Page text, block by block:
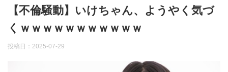
【不倫騒動】いけちゃん、ようやく気づ
くｗｗｗｗｗｗｗｗｗｗｗ
投稿日： 2025-07-29